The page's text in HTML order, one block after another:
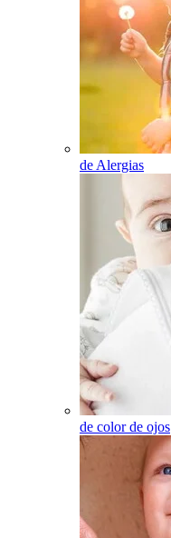
de Alergias
de color de ojos